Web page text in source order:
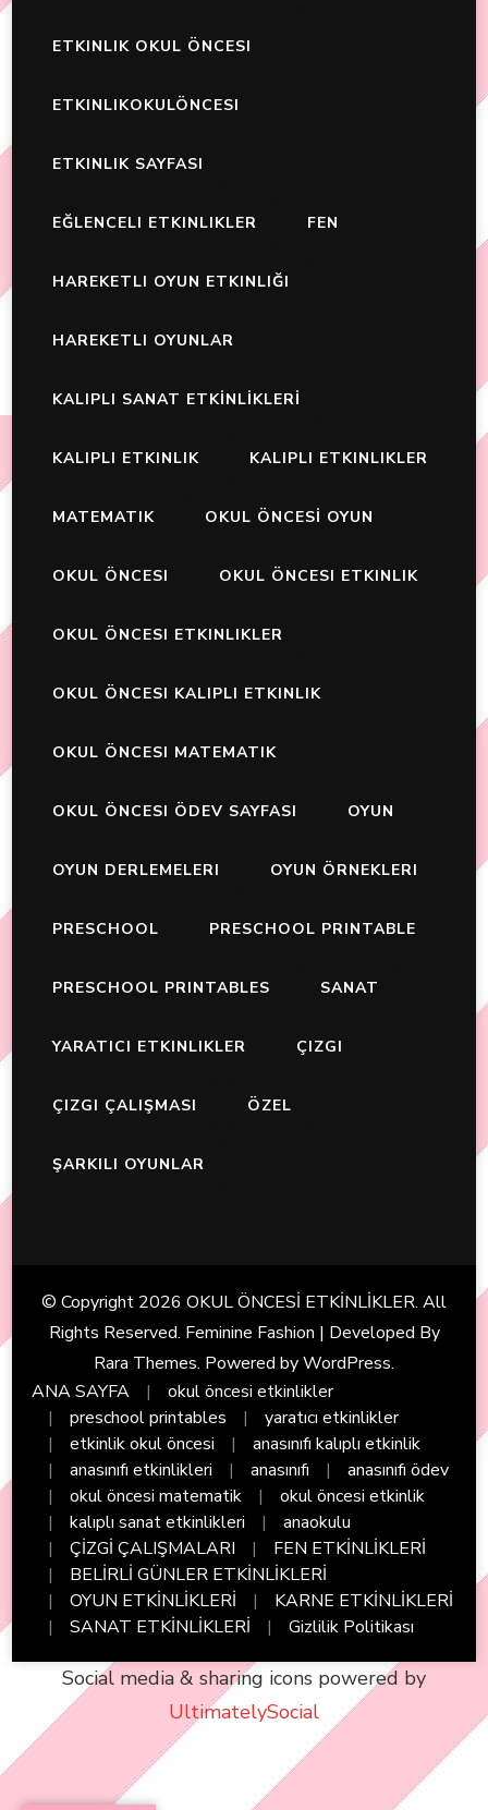
ETKINLIK OKUL ÖNCESI
ETKINLIKOKULÖNCESI
ETKINLIK SAYFASI
EĞLENCELI ETKINLIKLER FEN
HAREKETLI OYUN ETKINLIĞI
HAREKETLI OYUNLAR
KALIPLI SANAT ETKİNLİKLERİ
KALIPLI ETKINLIK KALIPLI ETKINLIKLER
MATEMATIK OKUL ÖNCESİ OYUN
OKUL ÖNCESI OKUL ÖNCESI ETKINLIK
OKUL ÖNCESI ETKINLIKLER
OKUL ÖNCESI KALIPLI ETKINLIK
OKUL ÖNCESI MATEMATIK
OKUL ÖNCESI ÖDEV SAYFASI OYUN
OYUN DERLEMELERI OYUN ÖRNEKLERI
PRESCHOOL PRESCHOOL PRINTABLE
PRESCHOOL PRINTABLES SANAT
YARATICI ETKINLIKLER ÇIZGI
ÇIZGI ÇALIŞMASI ÖZEL
ŞARKILI OYUNLAR
© Copyright 2026 OKUL ÖNCESİ ETKİNLİKLER. All
Rights Reserved. Feminine Fashion | Developed By
Rara Themes. Powered byWordPress.
ANA SAYFA
okul öncesi etkinlikler
preschool printables
yaratıcı etkinlikler
etkinlik okul öncesi
anasınıfı kalıplı etkinlik
anasınıfı etkinlikleri
anasınıfı
anasınıfı ödev
okul öncesi matematik
okul öncesi etkinlik
kalıplı sanat etkinlikleri
anaokulu
ÇİZGİ ÇALIŞMALARI
FEN ETKİNLİKLERİ
BELİRLİ GÜNLER ETKİNLİKLERİ
OYUN ETKİNLİKLERİ
KARNE ETKİNLİKLERİ
SANAT ETKİNLİKLERİ
Gizlilik Politikası
Social media & sharing icons powered by
UltimatelySocial